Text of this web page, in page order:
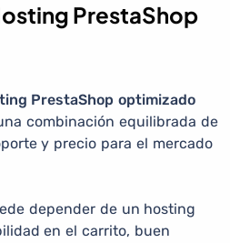
PrestaShop
PrestaShop optimizado
combinación equilibrada de
y precio para el mercado
depender de un hosting
en el carrito, buen